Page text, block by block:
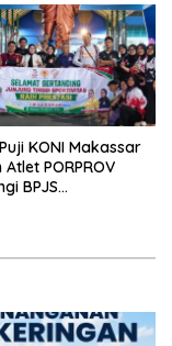
KONI Makassar
PORPROV
BPJS